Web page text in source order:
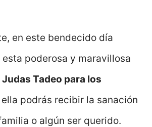
en este bendecido día
poderosa y maravillosa
Tadeo para los
ella podrás recibir la sanación
o algún ser querido.